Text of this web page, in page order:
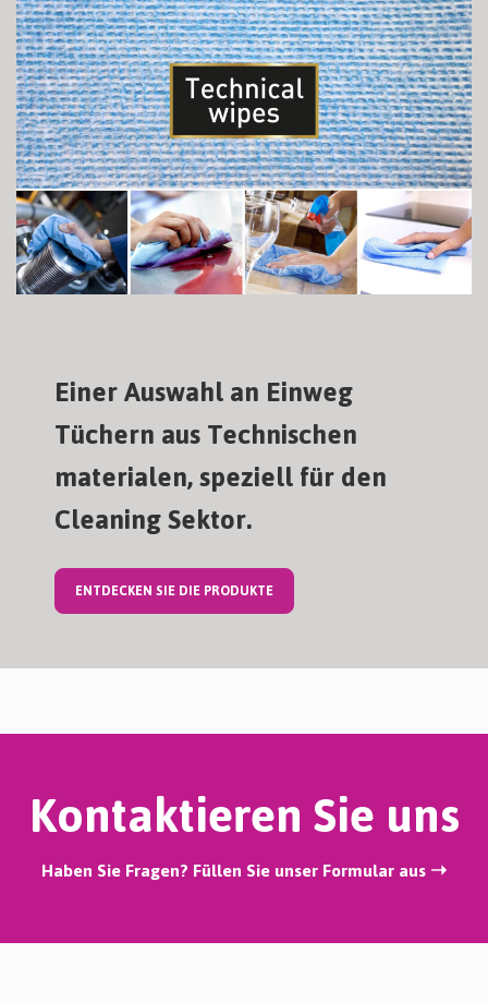
Einer Auswahl an Einweg
Tüchern aus Technischen
materialen, speziell für den
Cleaning Sektor.
ENTDECKEN SIE DIE PRODUKTE
Kontaktieren Sie uns
Haben Sie Fragen? Füllen Sie unser Formular aus ➝